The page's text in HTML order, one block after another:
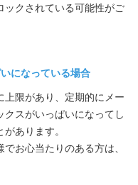
ックされている可能性がご
になっている場合
上限があり、定期的にメー
クスがいっぱいになってし
あります。
お心当たりのある方は、